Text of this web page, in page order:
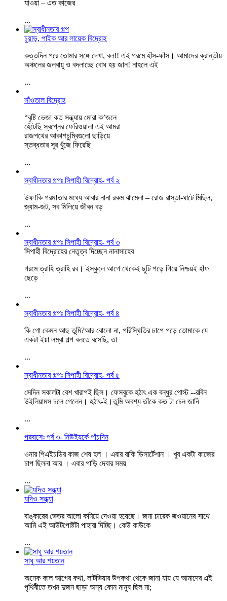
যাওয়া – এত কাজের
...
চুয়াড়, পাইক আর লায়েক বিদ্রোহ
কত্তদিন পরে তোমার সঙ্গে দেখা, বল!! এই গরমে হাঁস-ফাঁস। আমাদের ক্রান্তীয়
অঞ্চলের জলবায়ু ও বদলাচ্ছে বোধ হয় জান! নাহলে এই
...
সাঁওতাল বিদ্রোহ
“বৃষ্টি ভেজা কত সন্ধ্যায় মোরা ক’জনে
হেঁটেছি স্বপ্নের ফেরিওয়ালা এই আমরা
রাজপথের আকাশচুম্বিগুলো ছাড়িয়ে
স্তব্ধতার সুর খুঁজে ফিরেছি
...
স্বাধীনতার গল্পঃ সিপাহী বিদ্রোহ- পর্ব ২
উফ!কি গরম!তার মধ্যে আবার নানা রকম ঝামেলা – রোজ রাস্তা-ঘাটে মিছিল,
জ্যাম-জট, সব মিলিয়ে জীবন বড়
...
স্বাধীনতার গল্পঃ সিপাহী বিদ্রোহ- পর্ব ৩
সিপাহী বিদ্রোহের নেতৃত্ব দিচ্ছেন নানাসাহেব
গরমে ত্রাহি ত্রাহি রব। ইস্কুলে আগে থেকেই ছুটি পড়ে গিয়ে নিশ্চয়ই হাঁফ
ছেড়ে
...
স্বাধীনতার গল্পঃ সিপাহী বিদ্রোহ- পর্ব ৪
কি গো কেমন আছ তুমি?আর বোলো না, পরিস্থিতির চাপে পড়ে তোমাকে যে
একটা ইয়া লম্বা গল্প বলতে বসেছি, তা
...
স্বাধীনতার গল্পঃ সিপাহী বিদ্রোহ- পর্ব ৫
সেদিন সকালটা বেশ খারাপই ছিল। ফেসবুকে হঠাৎ এক বন্ধুর পোস্ট --রবিন
উইলিয়ামস চলে গেলেন। হঠাৎ-ই।তুমি অবশ্য তাঁকে কত টা চেন জানি
...
পরবাসেঃ পর্ব ৩- নিউইয়র্কে পাঁচদিন
ওনার পিএইচডির কাজ শেষ হল । এবার বাকি ডিসার্টেশান । খুব একটা কাজের
চাপ ছিলনা আর । এবার পাড়ি দেবার সময়
...
যদিও সন্ধ্যা
বাঙ্কারের ভেতর আলো কমিয়ে দেওয়া হয়েছে। জনা চারেক জওয়ানের সাথে
আমি এই আউটপোষ্টটা পাহারা দিচ্ছি। কেউ কাউকে
...
সাধু আর শয়তান
অনেক কাল আগের কথা, লাটভিয়ার উপকথা থেকে জানা যায় যে আমাদের এই
পৃথিবীতে তখন দুজন ছাড়া অন্য কোন মানুষ ছিল না;